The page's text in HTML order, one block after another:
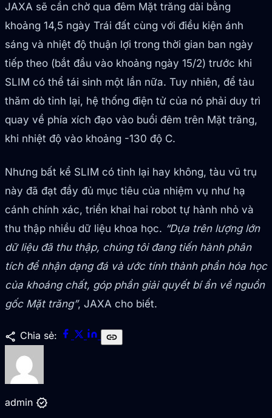
JAXA sẽ cần chờ qua đêm Mặt trăng dài bằng
khoảng 14,5 ngày Trái đất cùng với điều kiện ánh
sáng và nhiệt độ thuận lợi trong thời gian ban ngày
tiếp theo (bắt đầu vào khoảng ngày 15/2) trước khi
SLIM có thể tái sinh một lần nữa. Tuy nhiên, để tàu
thăm dò tỉnh lại, hệ thống điện tử của nó phải duy trì
quay về phía xích đạo vào buổi đêm trên Mặt trăng,
khi nhiệt độ vào khoảng -130 độ C.
Nhưng bất kể SLIM có tỉnh lại hay không, tàu vũ trụ
này đã đạt đầy đủ mục tiêu của nhiệm vụ như hạ
cánh chính xác, triển khai hai robot tự hành nhỏ và
thu thập nhiều dữ liệu khoa học. “Dựa trên lượng lớn
dữ liệu đã thu thập, chúng tôi đang tiến hành phân
tích để nhận dạng đá và ước tính thành phần hóa học
của khoáng chất, góp phần giải quyết bí ẩn về nguồn
gốc Mặt trăng”, JAXA cho biết.
share Chia sẻ: link
admin verified